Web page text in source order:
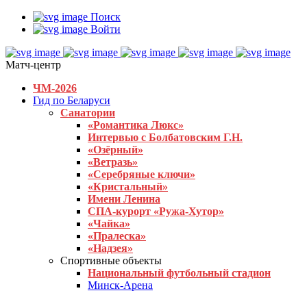
Поиск
Войти
Матч-центр
ЧМ-2026
Гид по Беларуси
Санатории
«Романтика Люкс»
Интервью с Болбатовским Г.Н.
«Озёрный»
«Ветразь»
«Серебряные ключи»
«Кристальный»
Имени Ленина
СПА-курорт «Ружа-Хутор»
«Чайка»
«Пралеска»
«Надзея»
Спортивные объекты
Национальный футбольный стадион
Минск-Арена